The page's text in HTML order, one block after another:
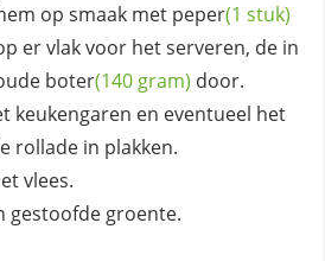
op smaak met peper(1 stuk)
er vlak voor het serveren, de in
boter(140 gram) door.
keukengaren en eventueel het
rollade in plakken.
vlees.
gestoofde groente.